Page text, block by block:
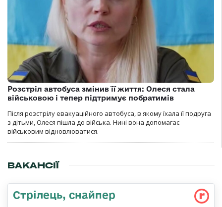
Розстріл автобуса змінив її життя: Олеся стала
військовою і тепер підтримує побратимів
Після розстрілу евакуаційного автобуса, в якому їхала її подруга
з дітьми, Олеся пішла до війська. Нині вона допомагає
військовим відновлюватися.
ВАКАНСІЇ
Стрілець, снайпер